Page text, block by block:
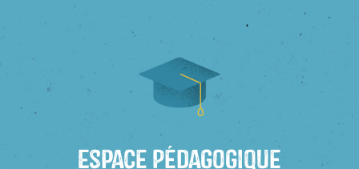
Espace Pédagogique